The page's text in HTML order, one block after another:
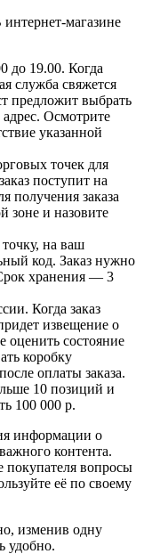
магазине
до 19.00. Когда
служба свяжется
предложит выбрать
Осмотрите
указанной
точек для
поступит на
получения заказа
зоне и назовите
точку, на ваш
код. Заказ нужно
хранения — 3
Когда заказ
извещение о
оценить состояние
коробку
оплаты заказа.
10 позиций и
100 000 р.
информации о
контента.
вопросы
её по своему
изменив одну
удобно.